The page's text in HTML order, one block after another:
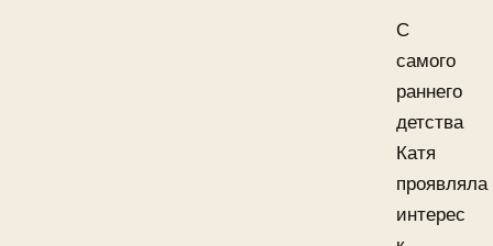
С
самого
раннего
детства
Катя
проявляла
интерес